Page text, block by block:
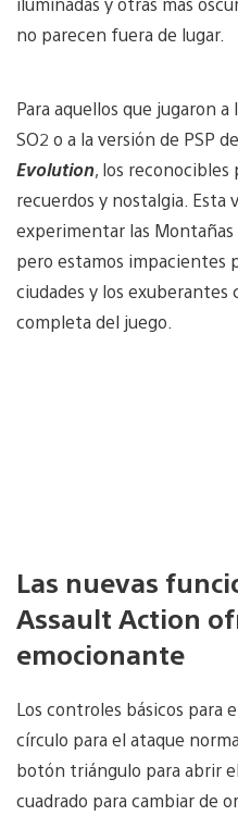
no parecen fuera de lugar.
Para aquellos que jugaron
SO2 o a la versión de PSP de
Evolution, los
recuerdos y nostalgia. Esta
experimentar las Montañas
pero estamos impacientes
ciudades y los exuberantes
completa del juego.
Las nuevas
Assault Action
emocionante
Los controles básicos para
círculo para el ataque
botón triángulo para abrir
cuadrado para cambiar de